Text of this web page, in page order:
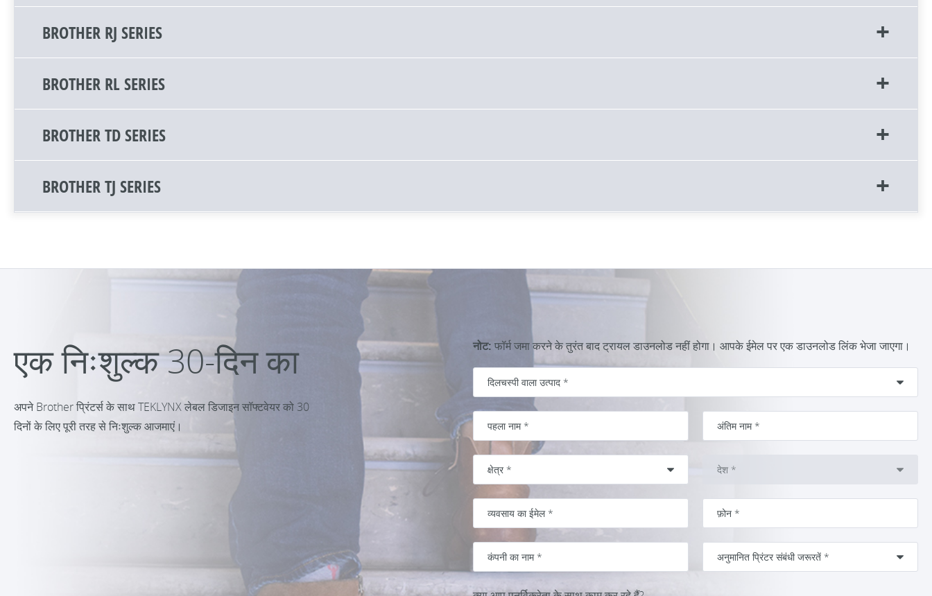
BROTHER RJ SERIES
BROTHER RL SERIES
BROTHER TD SERIES
BROTHER TJ SERIES
एक निःशुल्क 30-दिन का
अपने Brother प्रिंटर्स के साथ TEKLYNX लेबल डिजाइन सॉफ्टवेयर को 30
दिनों के लिए पूरी तरह से निःशुल्क आजमाएं।
नोट: फॉर्म जमा करने के तुरंत बाद ट्रायल डाउनलोड नहीं होगा। आपके ईमेल पर एक डाउनलोड लिंक भेजा जाएगा।